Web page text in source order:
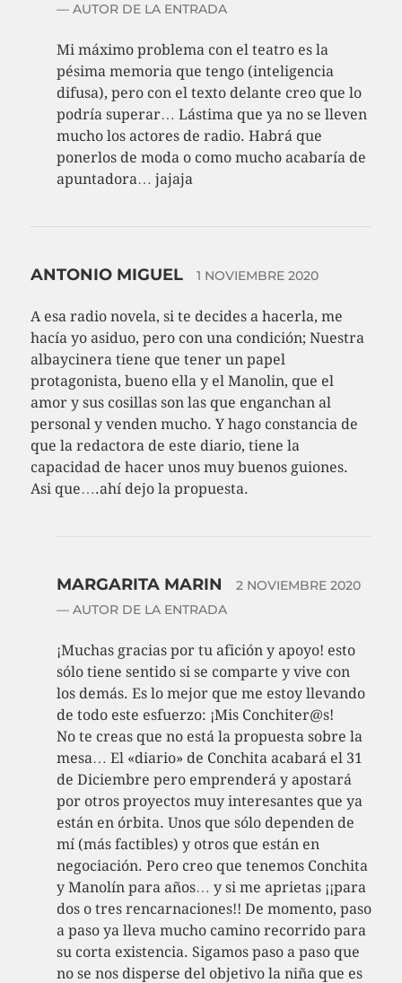
— AUTOR DE LA ENTRADA
Mi máximo problema con el teatro es la
pésima memoria que tengo (inteligencia
difusa), pero con el texto delante creo que lo
podría superar… Lástima que ya no se lleven
mucho los actores de radio. Habrá que
ponerlos de moda o como mucho acabaría de
apuntadora… jajaja
ANTONIO MIGUEL 1 NOVIEMBRE 2020
A esa radio novela, si te decides a hacerla, me
hacía yo asiduo, pero con una condición; Nuestra
albaycinera tiene que tener un papel
protagonista, bueno ella y el Manolin, que el
amor y sus cosillas son las que enganchan al
personal y venden mucho. Y hago constancia de
que la redactora de este diario, tiene la
capacidad de hacer unos muy buenos guiones.
Asi que….ahí dejo la propuesta.
MARGARITA MARIN
2 NOVIEMBRE 2020
— AUTOR DE LA ENTRADA
¡Muchas gracias por tu afición y apoyo! esto
sólo tiene sentido si se comparte y vive con
los demás. Es lo mejor que me estoy llevando
de todo este esfuerzo: ¡Mis Conchiter@s!
No te creas que no está la propuesta sobre la
mesa… El «diario» de Conchita acabará el 31
de Diciembre pero emprenderá y apostará
por otros proyectos muy interesantes que ya
están en órbita. Unos que sólo dependen de
mí (más factibles) y otros que están en
negociación. Pero creo que tenemos Conchita
y Manolín para años… y si me aprietas ¡¡para
dos o tres rencarnaciones!! De momento, paso
a paso ya lleva mucho camino recorrido para
su corta existencia. Sigamos paso a paso que
no se nos disperse del objetivo la niña que es